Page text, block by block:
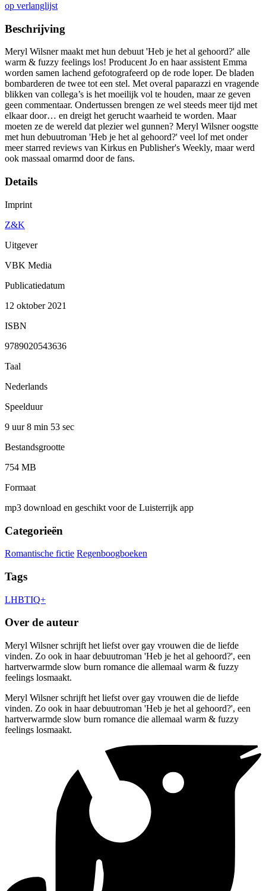
op verlanglijst
Beschrijving
Meryl Wilsner maakt met hun debuut 'Heb je het al gehoord?' alle
warm & fuzzy feelings los! Producent Jo en haar assistent Emma
worden samen lachend gefotografeerd op de rode loper. De bladen
bombarderen de twee tot een stel. Met overal paparazzi en vragende
blikken van collega’s is het moeilijk vol te houden, maar ze geven
geen commentaar. Ondertussen brengen ze wel steeds meer tijd met
elkaar door… en dreigt het gerucht waarheid te worden. Maar
moeten ze de wereld dat plezier wel gunnen? Meryl Wilsner oogstte
met hun debuutroman 'Heb je het al gehoord?' veel lof met onder
meer starred reviews van Kirkus en Publisher's Weekly, maar werd
ook massaal omarmd door de fans.
Details
Imprint
Z&K
Uitgever
VBK Media
Publicatiedatum
12 oktober 2021
ISBN
9789020543636
Taal
Nederlands
Speelduur
9 uur 8 min 53 sec
Bestandsgrootte
754 MB
Formaat
mp3 download en geschikt voor de Luisterrijk app
Categorieën
Romantische fictie Regenboogboeken
Tags
LHBTIQ+
Over de auteur
Meryl Wilsner schrijft het liefst over gay vrouwen die de liefde
vinden. Zo ook in haar debuutroman 'Heb je het al gehoord?', een
hartverwarmde slow burn romance die allemaal warm & fuzzy
feelings losmaakt.
Meryl Wilsner schrijft het liefst over gay vrouwen die de liefde
vinden. Zo ook in haar debuutroman 'Heb je het al gehoord?', een
hartverwarmde slow burn romance die allemaal warm & fuzzy
feelings losmaakt.